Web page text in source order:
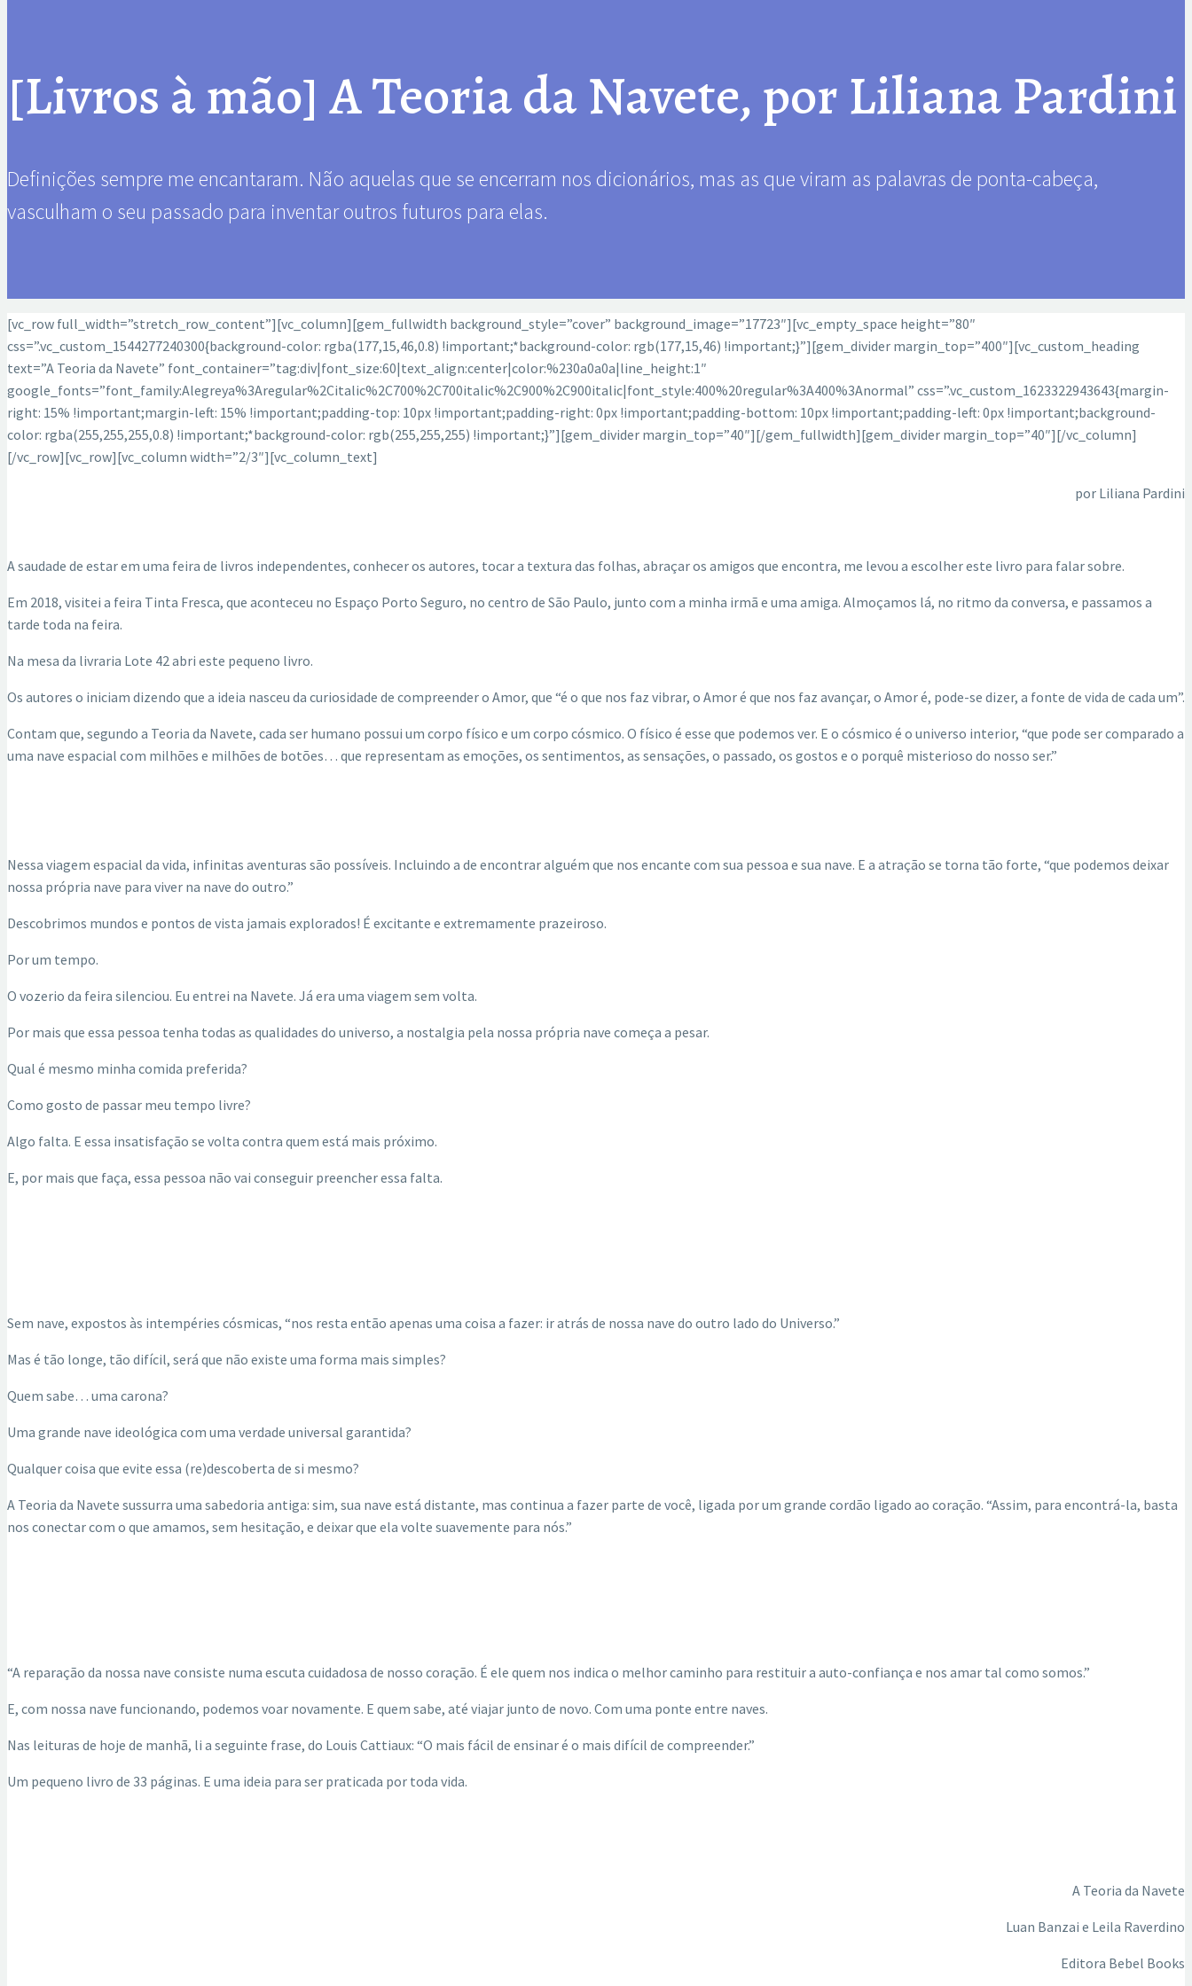
[Livros à mão] A Teoria da Navete, por Liliana Pardini
Definições sempre me encantaram. Não aquelas que se encerram nos dicionários, mas as que viram as palavras de ponta-cabeça,
vasculham o seu passado para inventar outros futuros para elas.
[vc_row full_width=”stretch_row_content”][vc_column][gem_fullwidth background_style=”cover” background_image=”17723″][vc_empty_space height=”80″
css=”.vc_custom_1544277240300{background-color: rgba(177,15,46,0.8) !important;*background-color: rgb(177,15,46) !important;}”][gem_divider margin_top=”400″][vc_custom_heading
text=”A Teoria da Navete” font_container=”tag:div|font_size:60|text_align:center|color:%230a0a0a|line_height:1″
google_fonts=”font_family:Alegreya%3Aregular%2Citalic%2C700%2C700italic%2C900%2C900italic|font_style:400%20regular%3A400%3Anormal” css=”.vc_custom_1623322943643{margin-
right: 15% !important;margin-left: 15% !important;padding-top: 10px !important;padding-right: 0px !important;padding-bottom: 10px !important;padding-left: 0px !important;background-
color: rgba(255,255,255,0.8) !important;*background-color: rgb(255,255,255) !important;}”][gem_divider margin_top=”40″][/gem_fullwidth][gem_divider margin_top=”40″][/vc_column]
[/vc_row][vc_row][vc_column width=”2/3″][vc_column_text]
por Liliana Pardini
A saudade de estar em uma feira de livros independentes, conhecer os autores, tocar a textura das folhas, abraçar os amigos que encontra, me levou a escolher este livro para falar sobre.
Em 2018, visitei a feira Tinta Fresca, que aconteceu no Espaço Porto Seguro, no centro de São Paulo, junto com a minha irmã e uma amiga. Almoçamos lá, no ritmo da conversa, e passamos a
tarde toda na feira.
Na mesa da livraria Lote 42 abri este pequeno livro.
Os autores o iniciam dizendo que a ideia nasceu da curiosidade de compreender o Amor, que “é o que nos faz vibrar, o Amor é que nos faz avançar, o Amor é, pode-se dizer, a fonte de vida de cada um”.
Contam que, segundo a Teoria da Navete, cada ser humano possui um corpo físico e um corpo cósmico. O físico é esse que podemos ver. E o cósmico é o universo interior, “que pode ser comparado a
uma nave espacial com milhões e milhões de botões… que representam as emoções, os sentimentos, as sensações, o passado, os gostos e o porquê misterioso do nosso ser.”
Nessa viagem espacial da vida, infinitas aventuras são possíveis. Incluindo a de encontrar alguém que nos encante com sua pessoa e sua nave. E a atração se torna tão forte, “que podemos deixar
nossa própria nave para viver na nave do outro.”
Descobrimos mundos e pontos de vista jamais explorados! É excitante e extremamente prazeiroso.
Por um tempo.
O vozerio da feira silenciou. Eu entrei na Navete. Já era uma viagem sem volta.
Por mais que essa pessoa tenha todas as qualidades do universo, a nostalgia pela nossa própria nave começa a pesar.
Qual é mesmo minha comida preferida?
Como gosto de passar meu tempo livre?
Algo falta. E essa insatisfação se volta contra quem está mais próximo.
E, por mais que faça, essa pessoa não vai conseguir preencher essa falta.
Sem nave, expostos às intempéries cósmicas, “nos resta então apenas uma coisa a fazer: ir atrás de nossa nave do outro lado do Universo.”
Mas é tão longe, tão difícil, será que não existe uma forma mais simples?
Quem sabe… uma carona?
Uma grande nave ideológica com uma verdade universal garantida?
Qualquer coisa que evite essa (re)descoberta de si mesmo?
A Teoria da Navete sussurra uma sabedoria antiga: sim, sua nave está distante, mas continua a fazer parte de você, ligada por um grande cordão ligado ao coração. “Assim, para encontrá-la, basta
nos conectar com o que amamos, sem hesitação, e deixar que ela volte suavemente para nós.”
“A reparação da nossa nave consiste numa escuta cuidadosa de nosso coração. É ele quem nos indica o melhor caminho para restituir a auto-confiança e nos amar tal como somos.”
E, com nossa nave funcionando, podemos voar novamente. E quem sabe, até viajar junto de novo. Com uma ponte entre naves.
Nas leituras de hoje de manhã, li a seguinte frase, do Louis Cattiaux: “O mais fácil de ensinar é o mais difícil de compreender.”
Um pequeno livro de 33 páginas. E uma ideia para ser praticada por toda vida.
A Teoria da Navete
Luan Banzai e Leila Raverdino
Editora Bebel Books